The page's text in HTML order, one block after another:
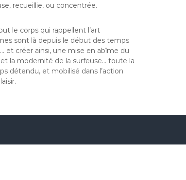
recueillie, ou concentrée.
le corps qui rappellent l’art
sont là depuis le début des temps
et créer ainsi, une mise en abîme du
la modernité de la surfeuse… toute la
détendu, et mobilisé dans l’action